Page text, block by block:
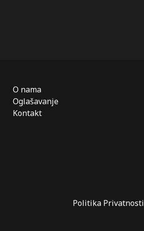
O nama
Oglašavanje
Kontakt
Politika Privatnosti